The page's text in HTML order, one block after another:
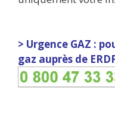
> Urgence GAZ :
gaz auprès de